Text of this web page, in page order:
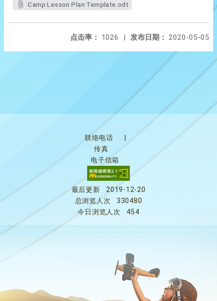
Camp Lesson Plan Template.odt
发布日期： 2020-05-05
点击率： 1026 |
联络电话
传真
电子信箱
最后更新
2019-12-20
总浏览人次
330480
今日浏览人次
454